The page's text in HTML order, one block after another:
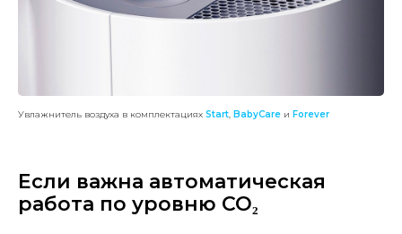
Увлажнитель воздуха в комплектациях Start, BabyCare и Forever
Если важна автоматическая
работа по уровню CO₂